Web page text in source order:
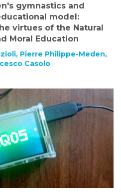
gymnastics and
model:
virtues of the Natural
Moral Education
Pierre Philippe-Meden,
Casolo